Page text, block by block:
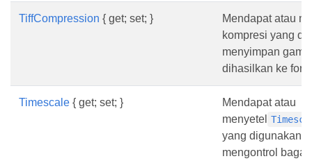
TiffCompression { get; set; }
Mendapat atau
kompresi yang
menyimpan
dihasilkan ke
Timescale { get; set; }
Mendapat atau
menyetel
yang digunakan
mengontrol